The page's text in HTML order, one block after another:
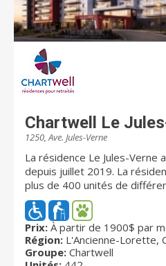
Chartwell Le
1250, Ave. Jules-Verne
La résidence Le Jules-Verne
depuis juillet 2019. La
plus de 400 unités de
des aires d’activités, des
aux technologies, des jeux
café-bistro et un hall intérieur
commerces et à des services de
pratique et convivial, chaque
Prix: À partir de 1900$ par
Région: L'Ancienne-Lorette,
Groupe: Chartwell